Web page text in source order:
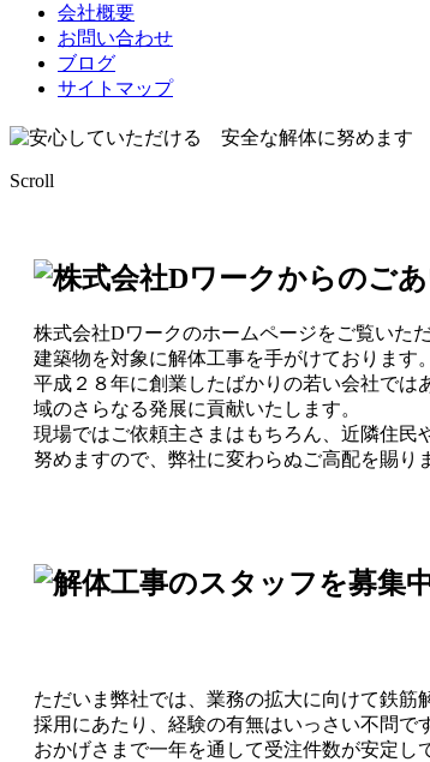
会社概要
お問い合わせ
ブログ
サイトマップ
Scroll
株式会社Dワークのホームページをご覧いた
建築物を対象に解体工事を手がけております
平成２８年に創業したばかりの若い会社で
域のさらなる発展に貢献いたします。
現場ではご依頼主さまはもちろん、近隣住民
努めますので、弊社に変わらぬご高配を賜り
ただいま弊社では、業務の拡大に向けて鉄筋
採用にあたり、経験の有無はいっさい不問で
おかげさまで一年を通して受注件数が安定し